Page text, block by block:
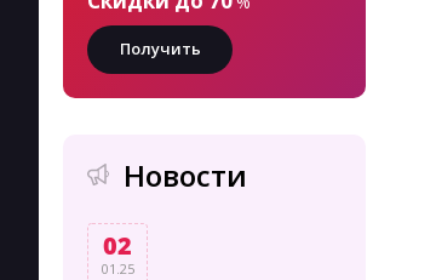
Получить
Новости
02
01.25